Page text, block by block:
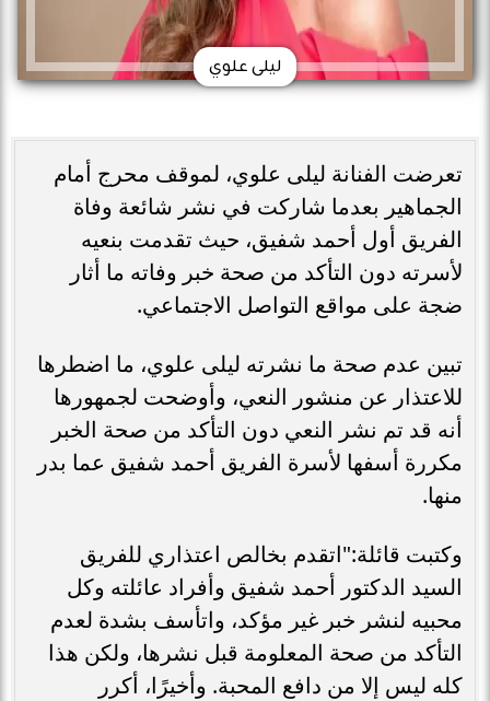
ليلى علوي
تعرضت الفنانة ليلى علوي، لموقف محرج أمام
الجماهير بعدما شاركت في نشر شائعة وفاة
الفريق أول أحمد شفيق، حيث تقدمت بنعيه
لأسرته دون التأكد من صحة خبر وفاته ما أثار
ضجة على مواقع التواصل الاجتماعي.
تبين عدم صحة ما نشرته ليلى علوي، ما اضطرها
للاعتذار عن منشور النعي، وأوضحت لجمهورها
أنه قد تم نشر النعي دون التأكد من صحة الخبر
مكررة أسفها لأسرة الفريق أحمد شفيق عما بدر
منها.
وكتبت قائلة:"اتقدم بخالص اعتذاري للفريق
السيد الدكتور أحمد شفيق وأفراد عائلته وكل
محبيه لنشر خبر غير مؤكد، واتأسف بشدة لعدم
التأكد من صحة المعلومة قبل نشرها، ولكن هذا
كله ليس إلا من دافع المحبة. وأخيرًا، أكرر